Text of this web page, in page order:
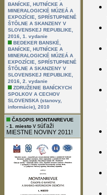
BANÍCKE, HUTNÍCKE A
MINERALOGICKÉ MÚZEÁ A
EXPOZÍCIE, SPRÍSTUPNENÉ
ŠTÔLNE A SKANZENY V
SLOVENSKEJ REPUBLIKE,
2016, 1. vydanie
BEDEKER BANSKÉ,
BANÍCKE, HUTNÍCKE A
MINERALOGICKÉ MÚZEÁ A
EXPOZÍCIE, SPRÍSTUPNENÉ
ŠTÔLNE A SKANZENY V
SLOVENSKEJ REPUBLIKE,
2016, 2. vydanie
ZDRUŽENIE BANÍCKYCH
SPOLKOV A CECHOV
SLOVENSKA (stanovy,
informácie), 2010
ČASOPIS MONTANREVUE
- 1. miesto v súťaži
MIESTNE NOVINY 2011!